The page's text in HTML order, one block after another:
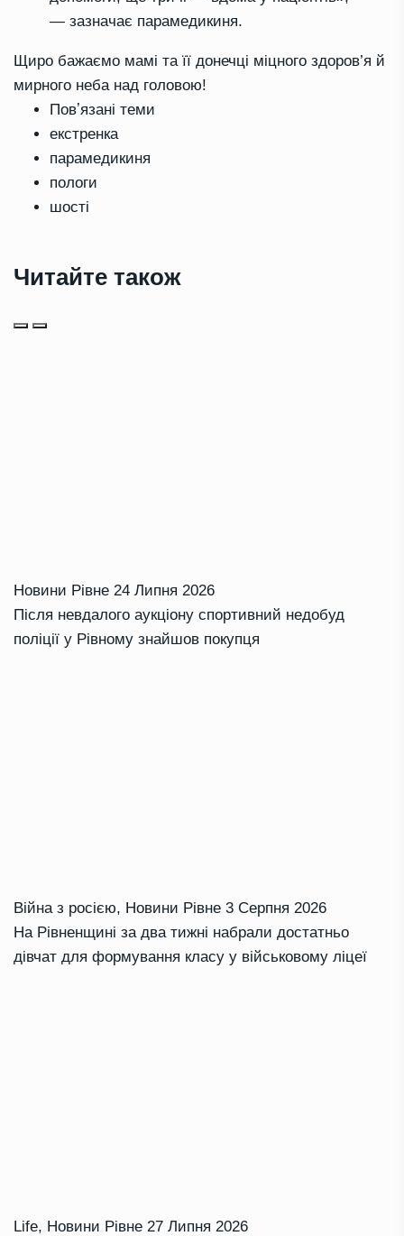
— зазначає парамедикиня.
Щиро бажаємо мамі та її донечці міцного здоров’я й
мирного неба над головою!
Повʼязані теми
екстренка
парамедикиня
пологи
шості
Читайте також
Новини Рівне 24 Липня 2026
Після невдалого аукціону спортивний недобуд
поліції у Рівному знайшов покупця
Війна з росією, Новини Рівне 3 Серпня 2026
На Рівненщині за два тижні набрали достатньо
дівчат для формування класу у військовому ліцеї
Life, Новини Рівне 27 Липня 2026